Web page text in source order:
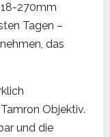
270mm
Tagen –
das
Objektiv.
und die